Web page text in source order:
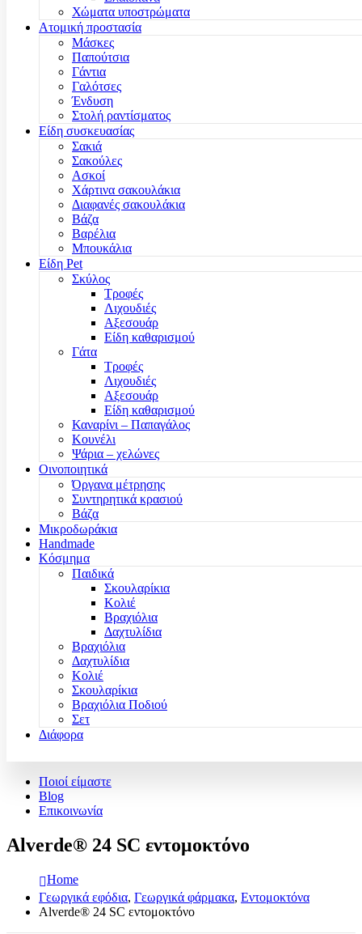
Χώματα υποστρώματα
Ατομική προστασία
Μάσκες
Παπούτσια
Γάντια
Γαλότσες
Ένδυση
Στολή ραντίσματος
Είδη συσκευασίας
Σακιά
Σακούλες
Ασκοί
Χάρτινα σακουλάκια
Διαφανές σακουλάκια
Βάζα
Βαρέλια
Μπουκάλια
Είδη Pet
Σκύλος
Τροφές
Λιχουδιές
Αξεσουάρ
Είδη καθαρισμού
Γάτα
Τροφές
Λιχουδιές
Αξεσουάρ
Είδη καθαρισμού
Καναρίνι – Παπαγάλος
Κουνέλι
Ψάρια – χελώνες
Οινοποιητικά
Όργανα μέτρησης
Συντηρητικά κρασιού
Βάζα
Μικροδωράκια
Handmade
Κόσμημα
Παιδικά
Σκουλαρίκια
Κολιέ
Βραχιόλια
Δαχτυλίδια
Βραχιόλια
Δαχτυλίδια
Κολιέ
Σκουλαρίκια
Βραχιόλια Ποδιού
Σετ
Διάφορα
Ποιοί είμαστε
Blog
Επικοινωνία
Alverde® 24 SC εντομοκτόνο
Home
Γεωργικά εφόδια, Γεωργικά φάρμακα, Εντομοκτόνα
Alverde® 24 SC εντομοκτόνο